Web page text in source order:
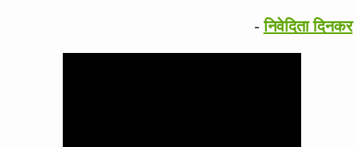
-निवेदिता दिनकर